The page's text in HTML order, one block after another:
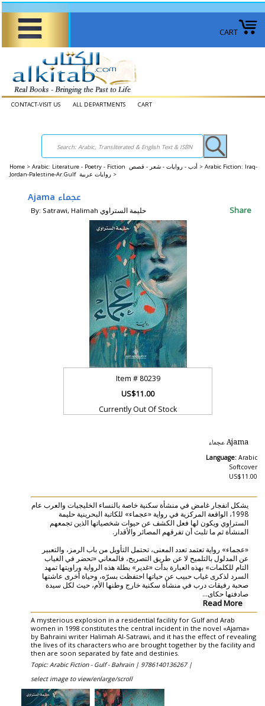
CART
CONTACT-VISIT US ALL DEPARTMENTS CART
Home > Arabic: Literature - Poetry - Fiction أدب - روايات - شعر - قصص > Arabic Fiction: Iraq-
Jordan-Palestine-Ar.Gulf روايات عربية >
Ajama عجماء
By: Satrawi, Halimah حليمة الستراوي Share
Item # 80239
US$11.00
Currently Out Of Stock
Ajama عجماء
Language: Arabic
Softcover
US$11.00
يشكل انفجار غامض في منشأة سكنية خاصة بالنساء الخليجيات والعرب عام
1998، الواقعة المركزية في رواية «عجماء» للكاتبة البحرينية حليمة
الستراوي ويكون لها فعل الكشف عن حيوات شخصياتها الذين تجمعهم
المنشأة ثم ما تلبث أن تفرقهم المصائر والأقدار.
«عجماء» رواية تعتمد تعدد المعنى، تحتمل التأويل من باب الرمز، والتعبير
عن المدلول بالتلميح لا عن طريق التصريح، فالمعاني «تحضر في الغياب
التام للكلمات» بهذه العبارة بدأت «غدير» بطلة هذه الرواية وراويتها تمهد
السرد لذكرى غياب حبيب عن حياتها احتفظت بسرّه، وحياة أخرى عاشتها
صحبة رفيقات درب في منشأة سكنية خارج وطنها الأم، حيث لكل سيدة
صادفتها حكاي...
Read More
A mysterious explosion in a residential facility for Gulf and Arab
women in 1998 constitutes the central incident in the novel «Ajama»
by Bahraini writer Halimah Al-Satrawi, and it has the effect of revealing
the lives of its characters who are brought together by the facility and
then are soon separated by fate and destinies.
Topic: Arabic Fiction - Gulf - Bahrain | 9786140136267 |
select image to view/enlarge/scroll